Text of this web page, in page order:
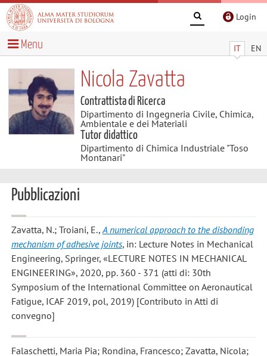
Login
IT EN
Menu
Nicola Zavatta
Contrattista di Ricerca
Dipartimento di Ingegneria Civile, Chimica,
Ambientale e dei Materiali
Tutor didattico
Dipartimento di Chimica Industriale "Toso
Montanari"
Pubblicazioni
Zavatta, N.; Troiani, E.,A numerical approach to the disbonding
mechanism of adhesive joints, in: Lecture Notes in Mechanical
Engineering, Springer, «LECTURE NOTES IN MECHANICAL
ENGINEERING», 2020, pp. 360 - 371 (atti di: 30th
Symposium of the International Committee on Aeronautical
Fatigue, ICAF 2019, pol, 2019) [Contributo in Atti di
convegno]
Falaschetti, Maria Pia; Rondina, Francesco; Zavatta, Nicola;